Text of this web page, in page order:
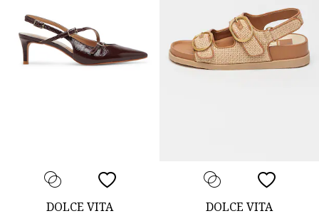
DOLCE VITA DOLCE VITA